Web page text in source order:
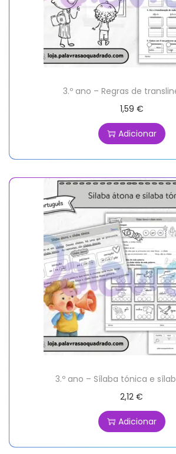
3.º ano – Regras de
1,59 €
Adicionar
3.º ano – Sílaba tónica e
2,12€
Adicionar